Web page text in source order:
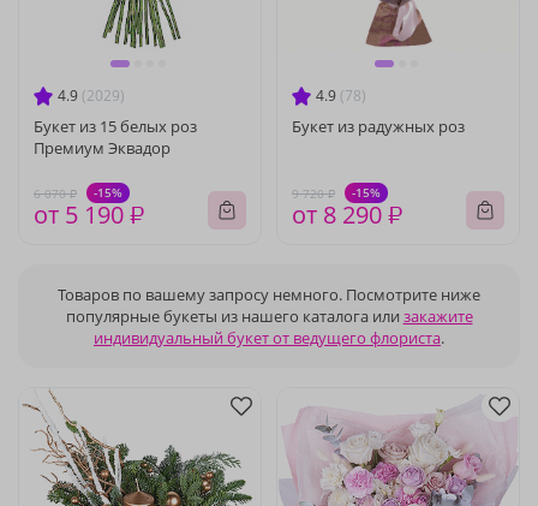
4.9 (2029)
Букет из 15 белых роз
Премиум Эквадор
6 070 ₽ -15%
от 5 190 ₽
4.9 (78)
Букет из радужных роз
9 720 ₽ -15%
от 8 290 ₽
Товаров по вашему запросу немного. Посмотрите ниже
популярные букеты из нашего каталога или закажите
индивидуальный букет от ведущего флориста.